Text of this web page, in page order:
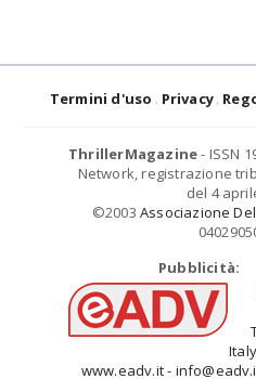
Termini d'uso Privacy
ThrillerMagazine- ISSN
Network, registrazione
del 4
©2003 Associazione
Pubblicità:
Italy
www.eadv.it -